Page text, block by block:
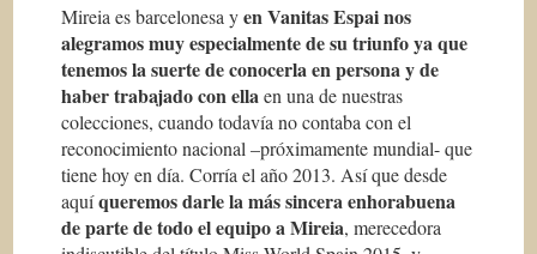
Mireia es barcelonesa yen Vanitas Espai nos
alegramos muy especialmente de su triunfo ya que
tenemos la suerte de conocerla en persona y de
haber trabajado con ellaen una de nuestras
colecciones, cuando todavía no contaba con el
reconocimiento nacional –próximamente mundial- que
tiene hoy en día. Corría el año 2013. Así que desde
aquíqueremos darle la más sincera enhorabuena
de parte de todo el equipo a Mireia, merecedora